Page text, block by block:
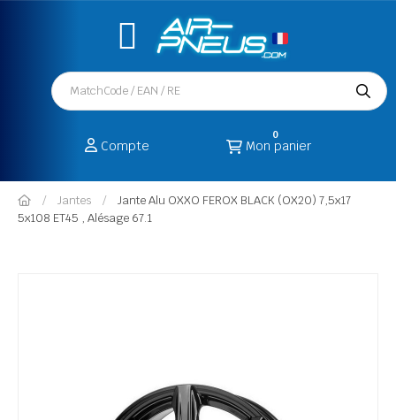
Compte Mon panier
0
Jantes
Jante Alu OXXO FEROX BLACK (OX20) 7,5x17
5x108 ET45 , Alésage 67.1